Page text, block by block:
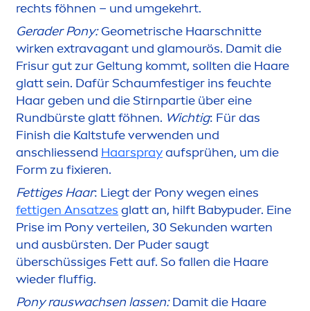
rechts föhnen – und umgekehrt.
Gerader Pony:Geometrische Haarschnitte
wirken extravagant und glamourös. Damit die
Frisur gut zur Geltung kommt, sollten die Haare
glatt sein. Dafür Schaumfestiger ins feuchte
Haar geben und die Stirnpartie über eine
Rundbürste glatt föhnen. Wichtig: Für das
Finish die Kaltstufe verwenden und
anschliessend Haarsprayaufsprühen, um die
Form zu fixieren.
Fettiges Haar: Liegt der Pony wegen eines
fettigen Ansatzes glatt an, hilft Babypuder. Eine
Prise im Pony verteilen, 30 Sekunden warten
und ausbürsten. Der Puder saugt
überschüssiges Fett auf. So fallen die Haare
wieder fluffig.
Pony rauswachsen lassen:Damit die Haare